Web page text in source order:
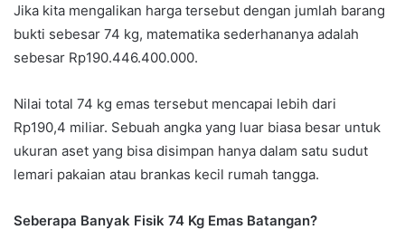
Jika kita mengalikan harga tersebut dengan jumlah barang
bukti sebesar 74 kg, matematika sederhananya adalah
sebesar Rp190.446.400.000.
Nilai total 74 kg emas tersebut mencapai lebih dari
Rp190,4 miliar. Sebuah angka yang luar biasa besar untuk
ukuran aset yang bisa disimpan hanya dalam satu sudut
lemari pakaian atau brankas kecil rumah tangga.
Seberapa Banyak Fisik 74 Kg Emas Batangan?